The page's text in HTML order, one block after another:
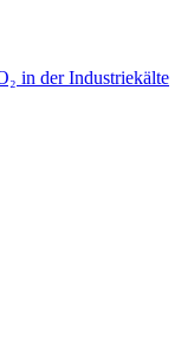
in der Industriekälte